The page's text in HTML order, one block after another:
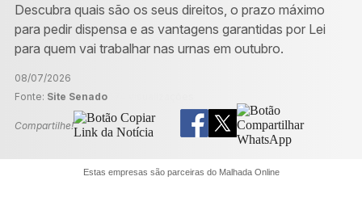
Descubra quais são os seus direitos, o prazo máximo
para pedir dispensa e as vantagens garantidas por Lei
para quem vai trabalhar nas urnas em outubro.
08/07/2026
Fonte: Site Senado674 visualizações
Compartilhe!
Estas empresas são parceiras do Malhada Online